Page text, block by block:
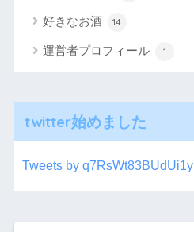
好きなお酒 14
運営者プロフィール 1
twitter始めました
Tweets by q7RsWt83BUdUi1y